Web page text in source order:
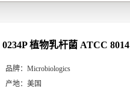
0234P 植物乳杆菌 ATCC 8014
品牌： Microbiologics
产地： 美国